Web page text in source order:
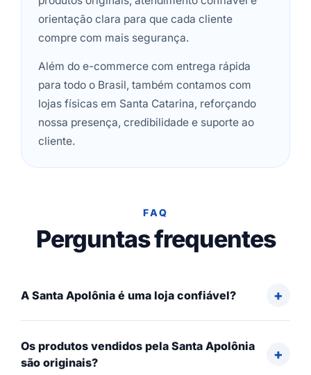
orientação clara para que cada cliente
compre com mais segurança.
Além do e-commerce com entrega rápida
para todo o Brasil, também contamos com
lojas físicas em Santa Catarina, reforçando
nossa presença, credibilidade e suporte ao
cliente.
FAQ
Perguntas frequentes
A Santa Apolônia é uma loja confiável?
Os produtos vendidos pela Santa Apolônia
são originais?